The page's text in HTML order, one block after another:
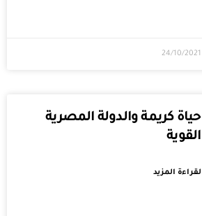
24/10/2021
حياة كريمة والدولة المصرية
القوية
لقراءة المزيد